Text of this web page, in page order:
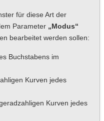
für diese Art der
Parameter „Modus“
bearbeitet werden sollen:
Buchstabens im
Kurven jedes
Kurven jedes